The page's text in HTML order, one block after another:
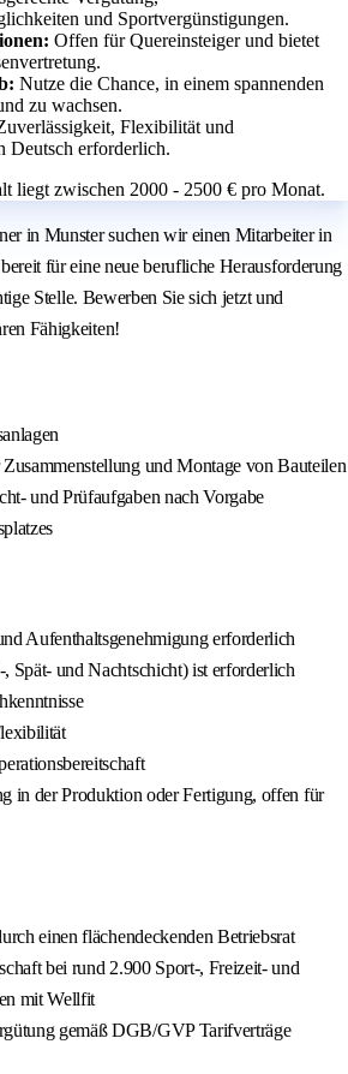
und Sportvergünstigungen.
Offen für Quereinsteiger und bietet
Nutze die Chance, in einem spannenden
zu wachsen.
Flexibilität und
Deutsch erforderlich.
liegt zwischen 2000 - 2500 € pro Monat.
in Munster suchen wir einen Mitarbeiter in
für eine neue berufliche Herausforderung
Stelle. Bewerben Sie sich jetzt und
Fähigkeiten!
und Montage von Bauteilen
und Prüfaufgaben nach Vorgabe
Aufenthaltsgenehmigung erforderlich
Spät- und Nachtschicht) ist erforderlich
in der Produktion oder Fertigung, offen für
einen flächendeckenden Betriebsrat
bei rund 2.900 Sport-, Freizeit- und
mit Wellfit
gemäß DGB/GVP Tarifverträge